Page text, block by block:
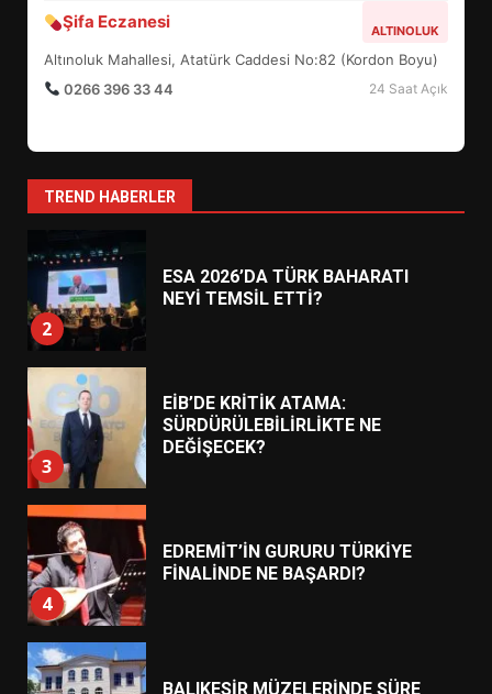
Şifa Eczanesi ALTINOLUK
Altınoluk Mahallesi, Atatürk Caddesi No:82 (Kordon Boyu)
0266 396 33 44
24 Saat Açık
TREND HABERLER
7
YENİ YÖNETİM NASIL
ŞEKİLLENDİ?
1
HAREKETE GEÇİYOR: GÖZLER
2
ESA 2026’DA TÜRK BAHARATI
NEYİ TEMSİL ETTİ?
3
EİB’DE KRİTİK ATAMA:
SÜRDÜRÜLEBİLİRLİKTE NE
DEĞİŞECEK?
4
EDREMİT’İN GURURU TÜRKİYE
FİNALİNDE NE BAŞARDI?
BALIKESİR MÜZELERİNDE SÜRE